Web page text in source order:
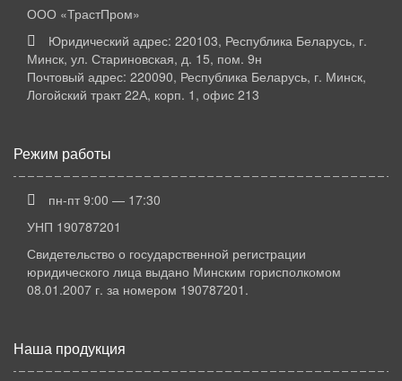
ООО «ТрастПром»
Юридический адрес: 220103, Республика Беларусь, г.
Минск, ул. Стариновская, д. 15, пом. 9н
Почтовый адрес: 220090, Республика Беларусь, г. Минск,
Логойский тракт 22А, корп. 1, офис 213
Режим работы
пн-пт 9:00 — 17:30
УНП 190787201
Свидетельство о государственной регистрации
юридического лица выдано Минским горисполкомом
08.01.2007 г. за номером 190787201.
Наша продукция